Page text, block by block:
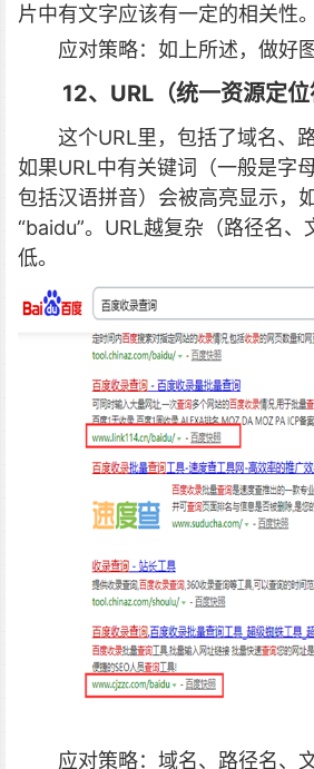
片中有文字应该有一定的相关性。
应对策略：如上所述，做好
12、URL（统一资源定位
这个URL里，包括了域名、
如果URL中有关键词（一般是字
包括汉语拼音）会被高亮显示，
“baidu”。URL越复杂（路径名、
低。
应对策略：域名、路径名、